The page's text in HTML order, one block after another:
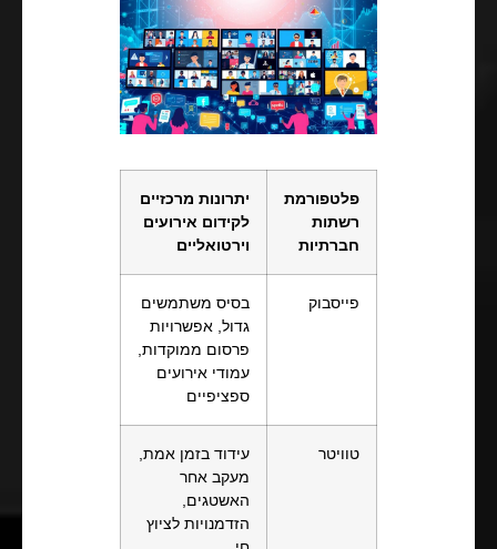
פלטפורמת
רשתות
חברתיות
יתרונות מרכזיים
לקידום אירועים
וירטואליים
פייסבוק
בסיס משתמשים
גדול, אפשרויות
פרסום ממוקדות,
עמודי אירועים
ספציפיים
טוויטר
עידוד בזמן אמת,
מעקב אחר
האשטגים,
הזדמנויות לציוץ